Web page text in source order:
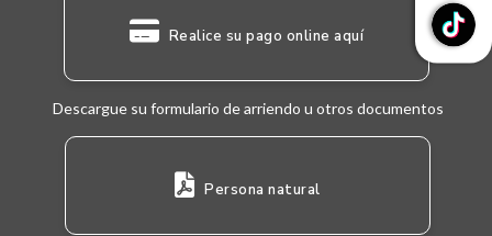
Realice su pago online aquí
Descargue su formulario de arriendo u otros documentos
Persona natural